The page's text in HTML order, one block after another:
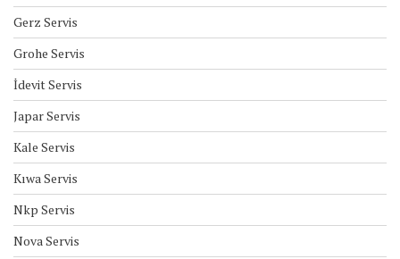
Gerz Servis
Grohe Servis
İdevit Servis
Japar Servis
Kale Servis
Kıwa Servis
Nkp Servis
Nova Servis